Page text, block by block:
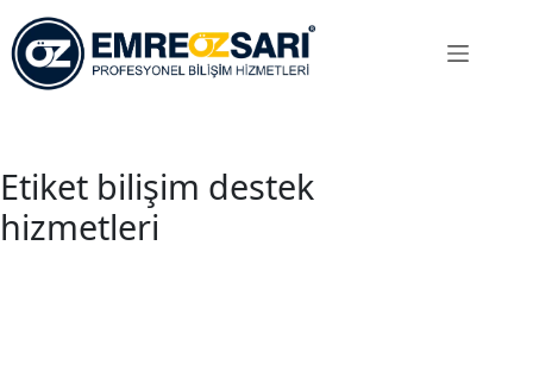
Skip
to
content
Etiket bilişim destek
hizmetleri